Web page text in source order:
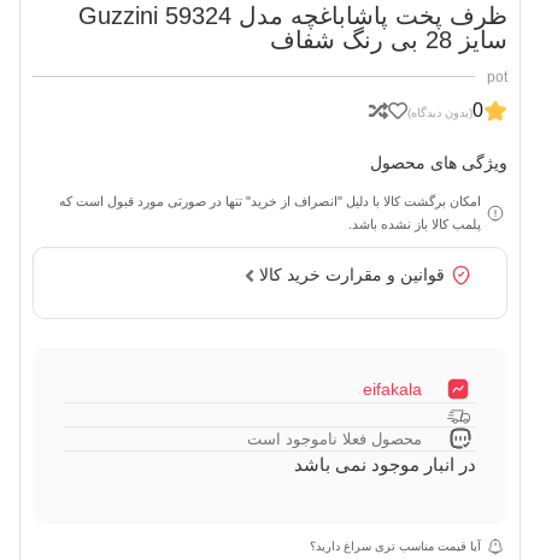
ظرف پخت پاشاباغچه مدل Guzzini 59324
سایز 28 بی رنگ شفاف
pot
0(بدون دیدگاه)
ویژگی های محصول
امکان برگشت کالا با دلیل "انصراف از خرید" تنها در صورتی مورد قبول است که
پلمب کالا باز نشده باشد.
قوانین و مقرارت خرید کالا
eifakala
محصول فعلا ناموجود است
در انبار موجود نمی باشد
آیا قیمت مناسب تری سراغ دارید؟